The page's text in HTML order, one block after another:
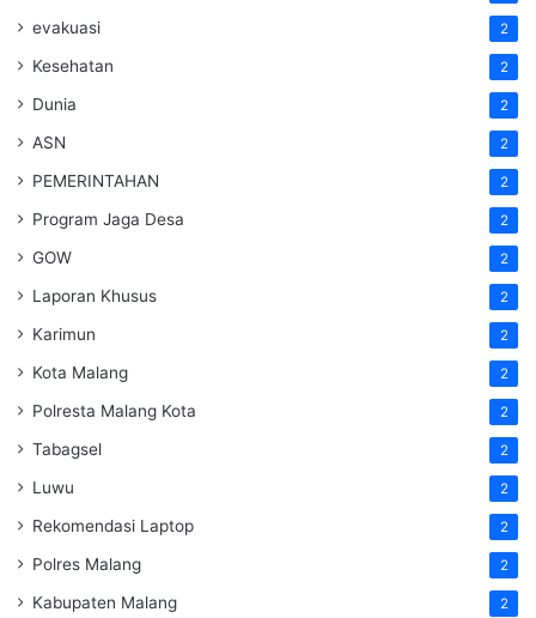
evakuasi 2
Kesehatan 2
Dunia 2
ASN 2
PEMERINTAHAN 2
Program Jaga Desa 2
GOW 2
Laporan Khusus 2
Karimun 2
Kota Malang 2
Polresta Malang Kota 2
Tabagsel 2
Luwu 2
Rekomendasi Laptop 2
Polres Malang 2
Kabupaten Malang 2